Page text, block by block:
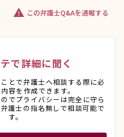
warning この弁護士Q&Aを通報する
で詳細に聞く
とで弁護士へ相談する際に必
容を作成できます。
でプライバシーは完全に守ら
護士の指名無しで相談可能で
す。